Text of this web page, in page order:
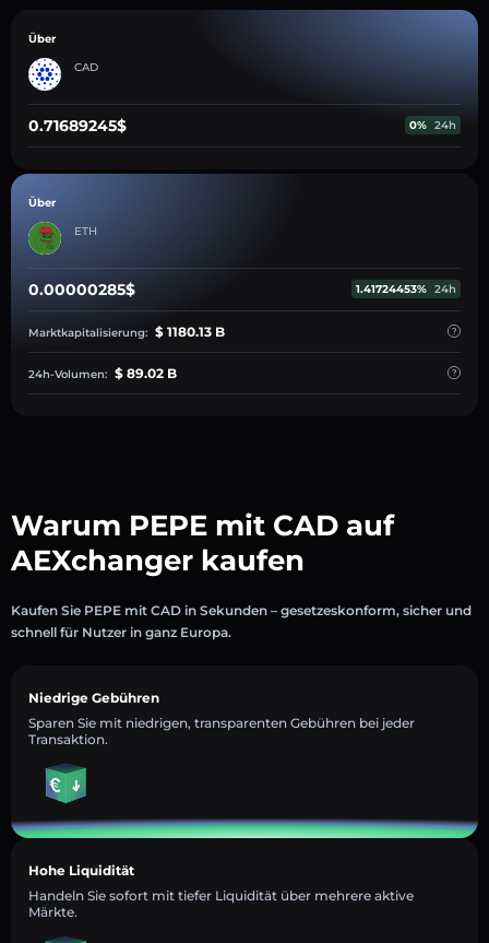
Über
CAD
0.71689245$ 0% 24h
Über
ETH
0.00000285$ 1.41724453% 24h
Marktkapitalisierung: $ 1180.13 B
24h-Volumen: $ 89.02 B
Warum PEPE mit CAD auf
AEXchanger kaufen
Kaufen Sie PEPE mit CAD in Sekunden – gesetzeskonform, sicher und
schnell für Nutzer in ganz Europa.
Niedrige Gebühren
Sparen Sie mit niedrigen, transparenten Gebühren bei jeder
Transaktion.
Hohe Liquidität
Handeln Sie sofort mit tiefer Liquidität über mehrere aktive
Märkte.